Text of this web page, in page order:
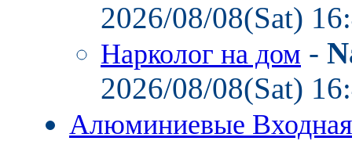
2026/08/08(Sat)
Нарколог на дом -
2026/08/08(Sat)
Алюминиевые